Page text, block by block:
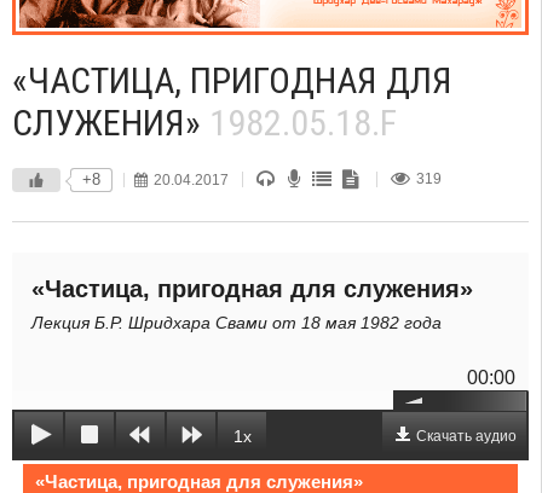
«ЧАСТИЦА, ПРИГОДНАЯ ДЛЯ
СЛУЖЕНИЯ» 1982.05.18.F
+8 20.04.2017 319
«Частица, пригодная для служения»
Лекция Б.Р. Шридхара Свами от 18 мая 1982 года
00:00
1x Скачать аудио
«Частица, пригодная для служения»